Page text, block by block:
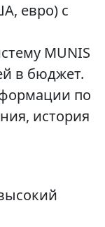
евро) с
MUNIS
в бюджет.
по
история